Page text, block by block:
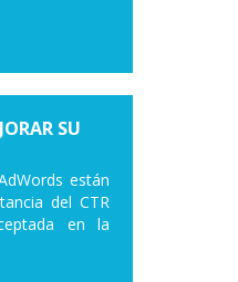
SU
están
del CTR
en la